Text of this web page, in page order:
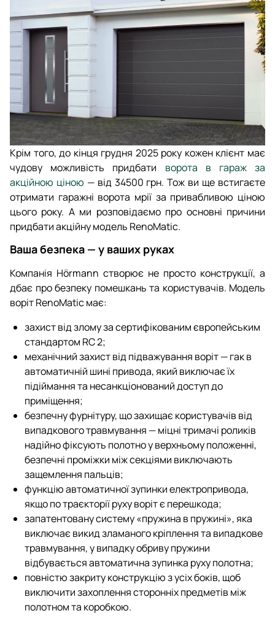
Крім того, до кінця грудня 2025 року кожен клієнт має
чудову можливість придбати ворота в гараж за
акційною ціною — від 34500 грн. Тож ви ще встигаєте
отримати гаражні ворота мрії за привабливою ціною
цього року. А ми розповідаємо про основні причини
придбати акційну модель RenoMatic.
Ваша безпека — у ваших руках
Компанія Hörmann створює не просто конструкції, а
дбає про безпеку помешкань та користувачів. Модель
воріт RenoMatic має:
захист від злому за сертифікованим європейським
стандартом RC 2;
механічний захист від підважування воріт — гак в
автоматичній шині привода, який виключає їх
підіймання та несанкціонований доступ до
приміщення;
безпечну фурнітуру, що захищає користувачів від
випадкового травмування — міцні тримачі роликів
надійно фіксують полотно у верхньому положенні,
безпечні проміжки між секціями виключають
защемлення пальців;
функцію автоматичної зупинки електропривода,
якщо по траєкторії руху воріт є перешкода;
запатентовану систему «пружина в пружині», яка
виключає викид зламаного кріплення та випадкове
травмування, у випадку обриву пружини
відбувається автоматична зупинка руху полотна;
повністю закриту конструкцію з усіх боків, щоб
виключити захоплення сторонніх предметів між
полотном та коробкою.